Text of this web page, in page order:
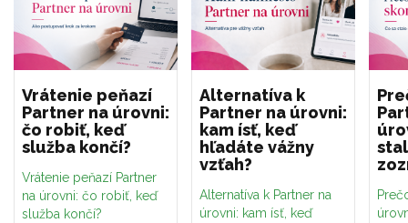
Vrátenie peňazí
Partner na úrovni:
čo robiť, keď
služba končí?
Vrátenie peňazí Partner
na úrovni: čo robiť, keď
služba končí?
Alternatíva k
Partner na úrovni:
kam ísť, keď
hľadáte vážny
vzťah?
Alternatíva k Partner na
úrovni: kam ísť, keď